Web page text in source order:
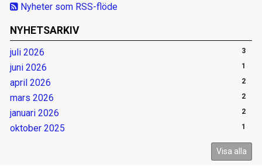
Nyheter som RSS-flöde
NYHETSARKIV
juli 2026 3
juni 2026 1
april 2026 2
mars 2026 2
januari 2026 2
oktober 2025 1
Visa alla